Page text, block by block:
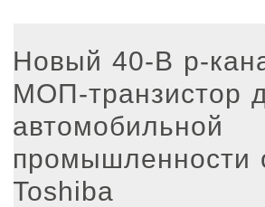
Новый 40-В p-
МОП-транзистор
автомобильной
промышленности
Toshiba